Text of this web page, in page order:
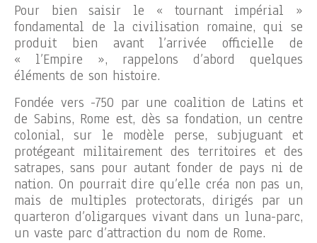
Pour bien saisir le « tournant impérial »
fondamental de la civilisation romaine, qui se
produit bien avant l’arrivée officielle de
« l’Empire », rappelons d’abord quelques
éléments de son histoire.
Fondée vers -750 par une coalition de Latins et
de Sabins, Rome est, dès sa fondation, un centre
colonial, sur le modèle perse, subjuguant et
protégeant militairement des territoires et des
satrapes, sans pour autant fonder de pays ni de
nation. On pourrait dire qu’elle créa non pas un,
mais de multiples protectorats, dirigés par un
quarteron d’oligarques vivant dans un luna-parc,
un vaste parc d’attraction du nom de Rome.